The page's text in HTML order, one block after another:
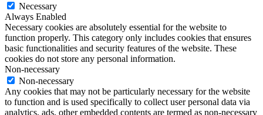
Necessary
Always Enabled
Necessary cookies are absolutely essential for the website to
function properly. This category only includes cookies that ensures
basic functionalities and security features of the website. These
cookies do not store any personal information.
Non-necessary
Non-necessary
Any cookies that may not be particularly necessary for the website
to function and is used specifically to collect user personal data via
analytics, ads, other embedded contents are termed as non-necessary